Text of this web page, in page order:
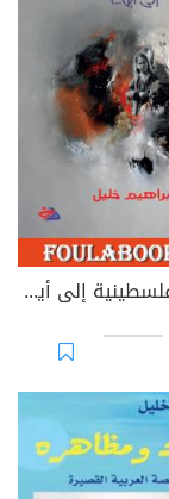
الرواية الفلسطينية إلى أين؟